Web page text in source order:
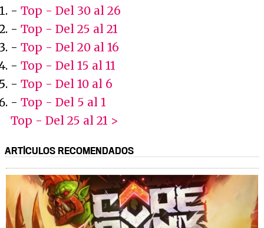
- Top - Del 30 al 26
- Top - Del 25 al 21
- Top - Del 20 al 16
- Top - Del 15 al 11
- Top - Del 10 al 6
- Top - Del 5 al 1
Top - Del 25 al 21 >
ARTÍCULOS RECOMENDADOS